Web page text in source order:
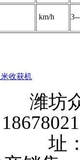
km/h
收获机
潍坊
址